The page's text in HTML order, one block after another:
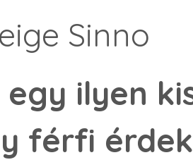
Sinno
egy ilyen
férfi